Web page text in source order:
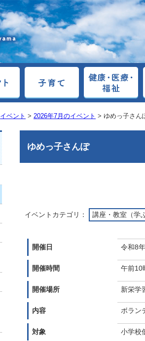
イベント > 2026年7月のイベント > ゆめっ子さん
ゆめっ子さんぽ
イベントカテゴリ： 講座・教室（学
開催日 令和8
開催時間 午前10
開催場所 新栄学
内容 ボラン
対象 小学校